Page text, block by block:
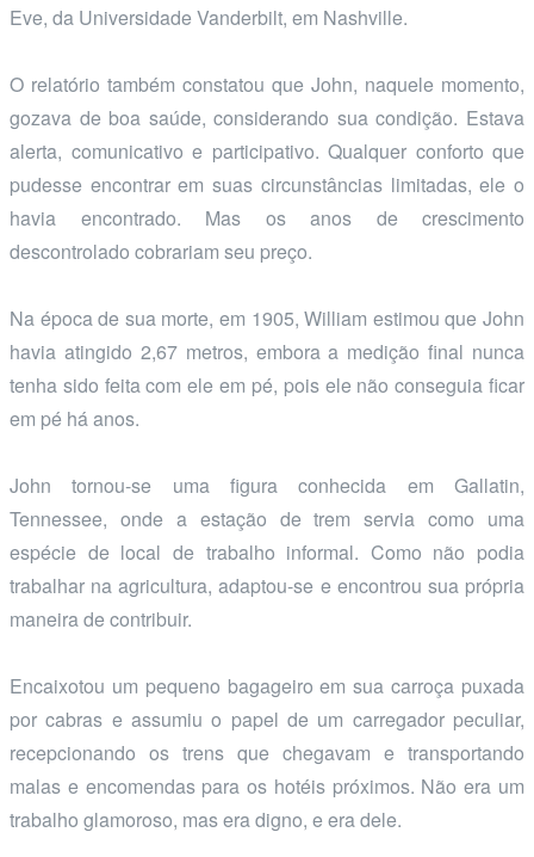
Eve, da Universidade Vanderbilt, em Nashville.
O relatório também constatou que John, naquele momento,
gozava de boa saúde, considerando sua condição. Estava
alerta, comunicativo e participativo. Qualquer conforto que
pudesse encontrar em suas circunstâncias limitadas, ele o
havia encontrado. Mas os anos de crescimento
descontrolado cobrariam seu preço.
Na época de sua morte, em 1905, William estimou que John
havia atingido 2,67 metros, embora a medição final nunca
tenha sido feita com ele em pé, pois ele não conseguia ficar
em pé há anos.
John tornou-se uma figura conhecida em Gallatin,
Tennessee, onde a estação de trem servia como uma
espécie de local de trabalho informal. Como não podia
trabalhar na agricultura, adaptou-se e encontrou sua própria
maneira de contribuir.
Encaixotou um pequeno bagageiro em sua carroça puxada
por cabras e assumiu o papel de um carregador peculiar,
recepcionando os trens que chegavam e transportando
malas e encomendas para os hotéis próximos. Não era um
trabalho glamoroso, mas era digno, e era dele.